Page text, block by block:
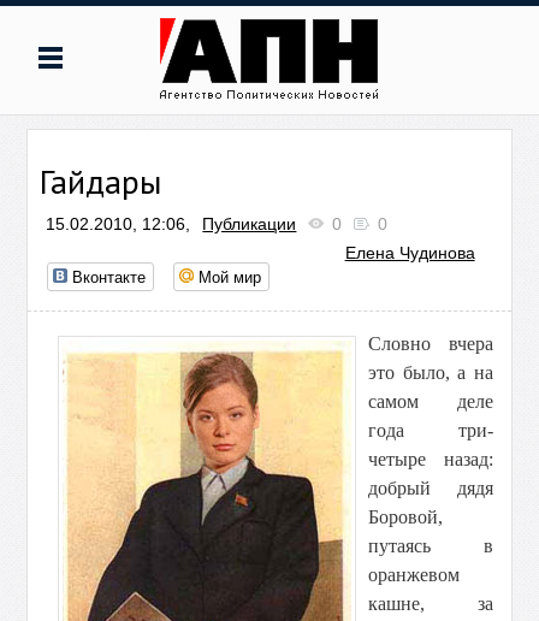
Гайдары
15.02.2010, 12:06, Публикации 0
0
Елена Чудинова
Вконтакте Мой мир
Словно вчера
это было, а на
самом деле
года три-
четыре назад:
добрый дядя
Боровой,
путаясь в
оранжевом
кашне, за